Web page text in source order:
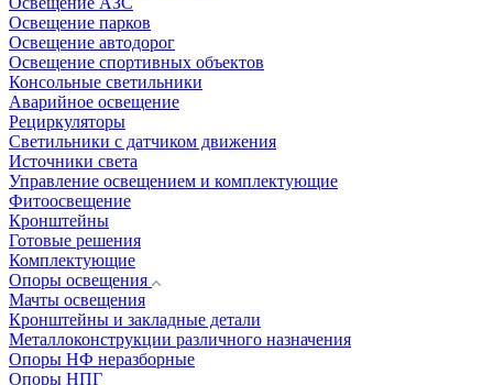
Освещение парков
Освещение автодорог
Освещение спортивных объектов
Консольные светильники
Аварийное освещение
Рециркуляторы
Светильники с датчиком движения
Источники света
Управление освещением и комплектующие
Фитоосвещение
Кронштейны
Готовые решения
Комплектующие
Опоры освещения
Мачты освещения
Кронштейны и закладные детали
Металлоконструкции различного назначения
Опоры НФ неразборные
Опоры НПГ